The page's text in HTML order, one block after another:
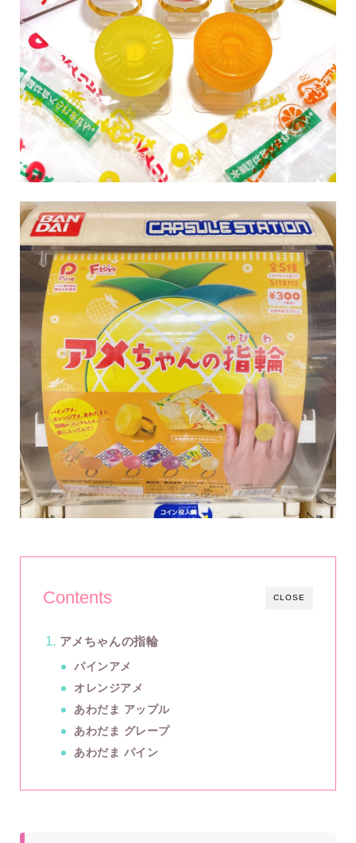
CLOSE
Contents
アメちゃんの指輪
パインアメ
オレンジアメ
あわだま アップル
あわだま グレープ
あわだま パイン